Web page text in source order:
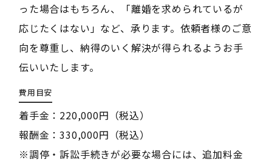
った場合はもちろん、「離婚を求められているが
応じたくはない」など、承ります。依頼者様のご意
向を尊重し、納得のいく解決が得られるようお手
伝いいたします。
費用目安
着手金：220,000円（税込）
報酬金：330,000円（税込）
※調停・訴訟手続きが必要な場合には、追加料金